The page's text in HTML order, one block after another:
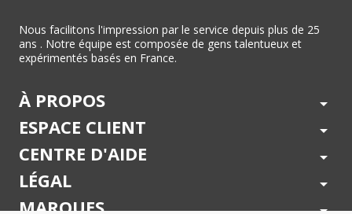
Nous facilitons l'impression par le service depuis plus de 25
ans . Notre équipe est composée de gens talentueux et
expérimentés basés en France.
À PROPOS arrow_drop_down
ESPACE CLIENT arrow_drop_down
CENTRE D'AIDE arrow_drop_down
LÉGAL arrow_drop_down
MARQUES